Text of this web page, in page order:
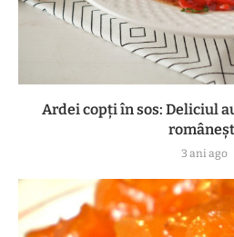
Ardei copți în sos: Deliciul
3 ani ago